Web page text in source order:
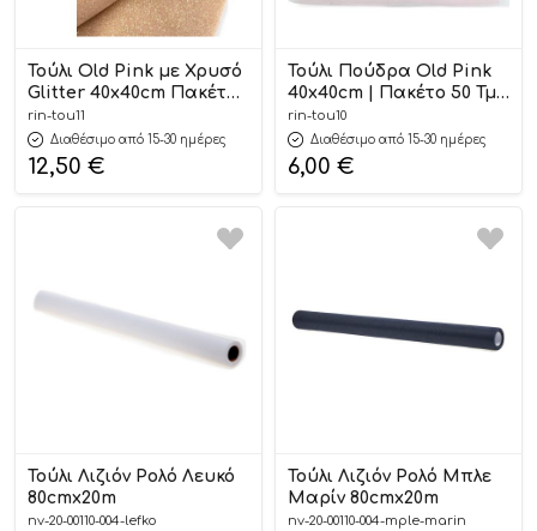
Τούλι Old Pink με Χρυσό
Glitter 40x40cm Πακέτο
rin-tou11
Διαθέσιμο από 15-30 ημέρες
12,50 €
Τούλι Πούδρα Old Pink
40x40cm | Πακέτο 50 Τμχ
| ΤΟΥ10 Riniotis
rin-tou10
Διαθέσιμο από 15-30 ημέρες
6,00 €
Τούλι Λιζιόν Ρολό Λευκό
80cmx20m
nv-20-00110-004-lefko
Τούλι Λιζιόν Ρολό Μπλε
Μαρίν 80cmx20m
nv-20-00110-004-mple-marin